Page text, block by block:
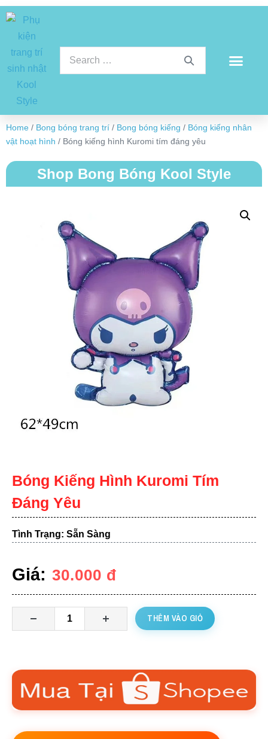
Home / Bong bóng trang trí / Bong bóng kiếng / Bóng kiếng nhân
vật hoạt hình / Bóng kiếng hình Kuromi tím đáng yêu
Shop Bong Bóng Kool Style
Bóng Kiếng Hình Kuromi Tím
Đáng Yêu
Tình Trạng: Sẵn Sàng
Giá: 30.000 đ
THÊM VÀO GIỎ